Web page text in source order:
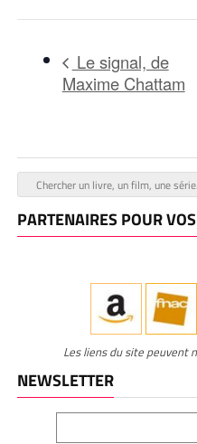
Le signal, de
Maxime Chattam
PARTENAIRES POUR
Les liens du site peuvent
NEWSLETTER